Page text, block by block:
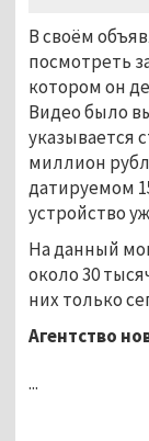
В своём
посмотреть
котором он
Видео было
указывается
миллион
датируемом
устройство
На данный
около 30
них только
Агентство
...